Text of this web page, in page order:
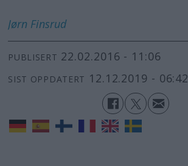
Jørn Finsrud
PUBLISERT 22.02.2016 - 11:06
SIST OPPDATERT 12.12.2019 - 06:42